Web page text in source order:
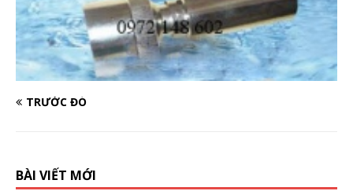
TRƯỚC ĐÓ
BÀI VIẾT MỚI